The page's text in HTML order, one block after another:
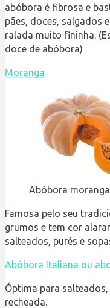
abóbora é fibrosa e
pães, doces, salgados
ralada muito fininha.
doce de abóbora)
Moranga
Abóbora moranga
Famosa pelo seu
grumos e tem cor
salteados, purés e
Abóbora Italiana ou
Óptima para
recheada.